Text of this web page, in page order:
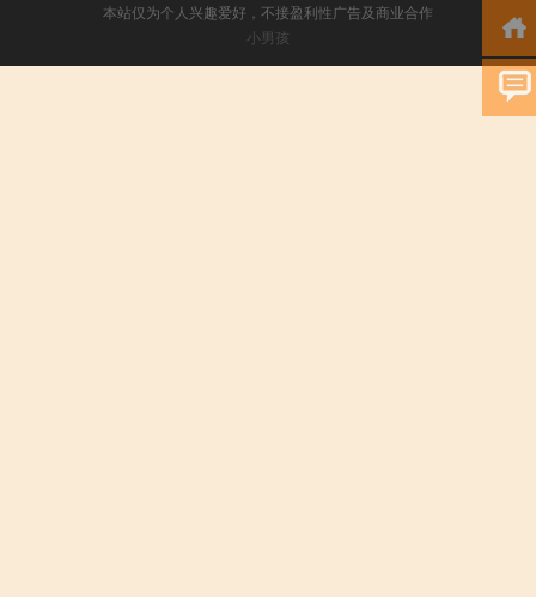
本站仅为个人兴趣爱好，不接盈利性广告及商业合作
小男孩